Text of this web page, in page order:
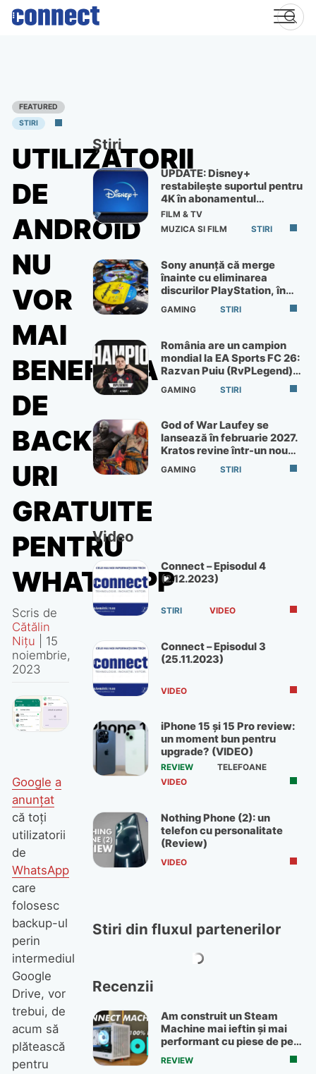
Skip
FEATURED
STIRI
UTILIZATORII
DE
ANDROID
NU
VOR
MAI
BENEFICIA
DE
BACKUP-
URI
GRATUITE
PENTRU
WHATSAPP
Scris de
Cătălin
Nițu
15
noiembrie,
2023
Google a
anunțat
că toți
utilizatorii
de
WhatsApp
care
folosesc
backup-ul
perin
intermediul
Google
Drive, vor
trebui, de
acum să
plătească
pentru
Știri
UPDATE: Disney+
restabilește suportul pentru
4K în abonamentul
Premium
FILM & TV
MUZICA SI FILM
STIRI
Sony anunță că merge
înainte cu eliminarea
discurilor PlayStation, în
ciuda protestelor
GAMING STIRI
România are un campion
mondial la EA Sports FC 26:
Razvan Puiu (RvPLegend)
câștigă turneul de la Paris
GAMING STIRI
God of War Laufey se
lansează în februarie 2027.
Kratos revine într-un nou
God of War
GAMING STIRI
Video
Connect – Episodul 4
(2.12.2023)
STIRI VIDEO
Connect – Episodul 3
(25.11.2023)
VIDEO
iPhone 15 și 15 Pro review:
un moment bun pentru
upgrade? (VIDEO)
REVIEW
TELEFOANE
VIDEO
Nothing Phone (2): un
telefon cu personalitate
(Review)
VIDEO
Stiri din fluxul partenerilor
Recenzii
Am construit un Steam
Machine mai ieftin și mai
performant cu piese de pe
OLX
REVIEW